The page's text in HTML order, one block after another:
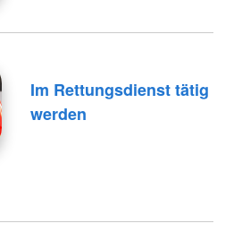
Im Rettungsdienst tätig
werden